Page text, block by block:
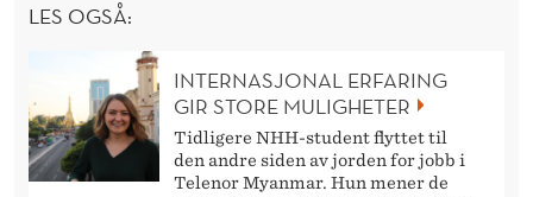
LES OGSÅ:
INTERNASJONAL ERFARING
GIR STORE MULIGHETER
Tidligere NHH-student flyttet til
den andre siden av jorden for jobb i
Telenor Myanmar. Hun mener de